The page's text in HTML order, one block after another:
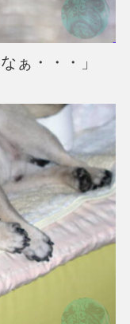
ぁ・・・」